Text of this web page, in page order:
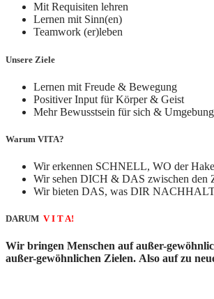
Mit Requisiten lehren
Lernen mit Sinn(en)
Teamwork (er)leben
Unsere Ziele
Lernen mit Freude & Bewegung
Positiver Input für Körper & Geist
Mehr Bewusstsein für sich & Umgebung
Warum VITA?
Wir erkennen SCHNELL, WO der
Wir sehen DICH & DAS zwischen den
Wir bieten DAS, was DIR
DARUM V I T A!
Wir bringen Menschen auf außer-
außer-gewöhnlichen Zielen. Also auf zu